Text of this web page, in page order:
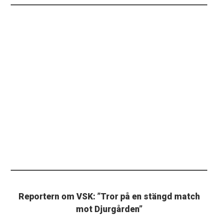
Reportern om VSK: ”Tror på en stängd match
mot Djurgården”